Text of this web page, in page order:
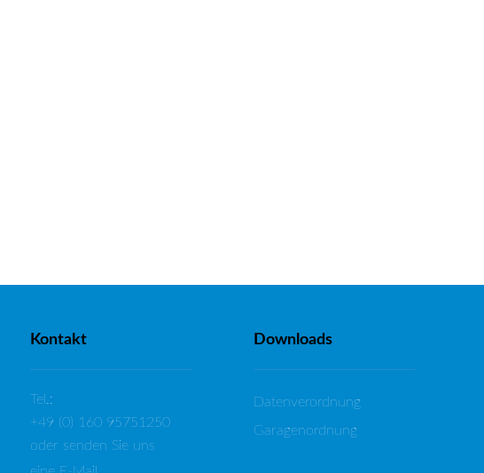
Kontakt
Tel.:
+49 (0) 160 95751250
oder senden Sie uns
Downloads
Datenverordnung
Garagenordnung